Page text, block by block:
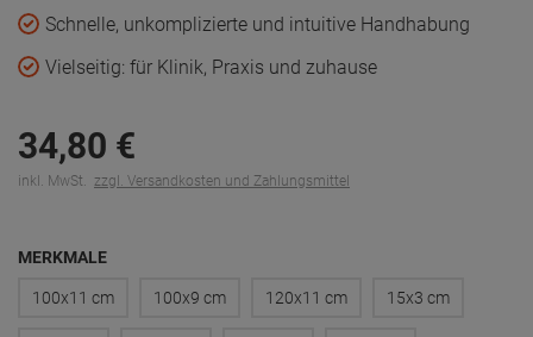
Schnelle, unkomplizierte und intuitive Handhabung
Vielseitig: für Klinik, Praxis und zuhause
34,80 €
inkl. MwSt. zzgl. Versandkosten und Zahlungsmittel
MERKMALE
100x11 cm 100x9 cm 120x11 cm 15x3 cm